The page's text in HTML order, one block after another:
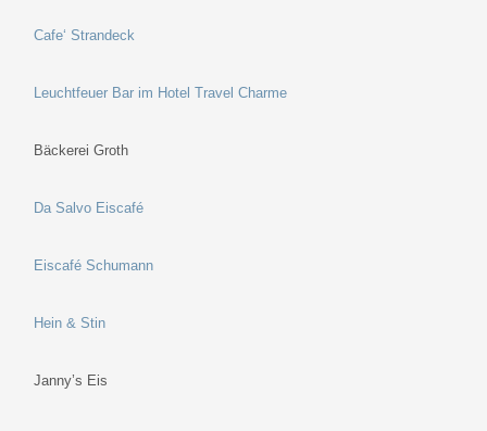
Cafe‘ Strandeck
Leuchtfeuer Bar im Hotel Travel Charme
Bäckerei Groth
Da Salvo Eiscafé
Eiscafé Schumann
Hein & Stin
Janny’s Eis